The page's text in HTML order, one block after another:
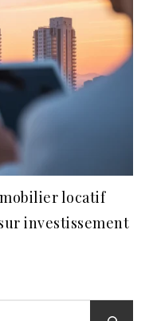
locatif
investissement